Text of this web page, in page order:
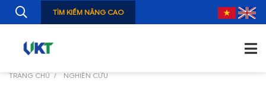
TÌM KIẾM NÂNG CAO
TRANG CHỦ NGHIÊN CỨU